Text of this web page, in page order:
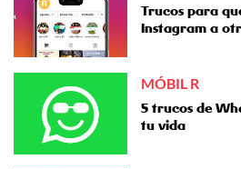
Trucos para
Instagram a
MÓBIL R
5 trucos de
tu vida